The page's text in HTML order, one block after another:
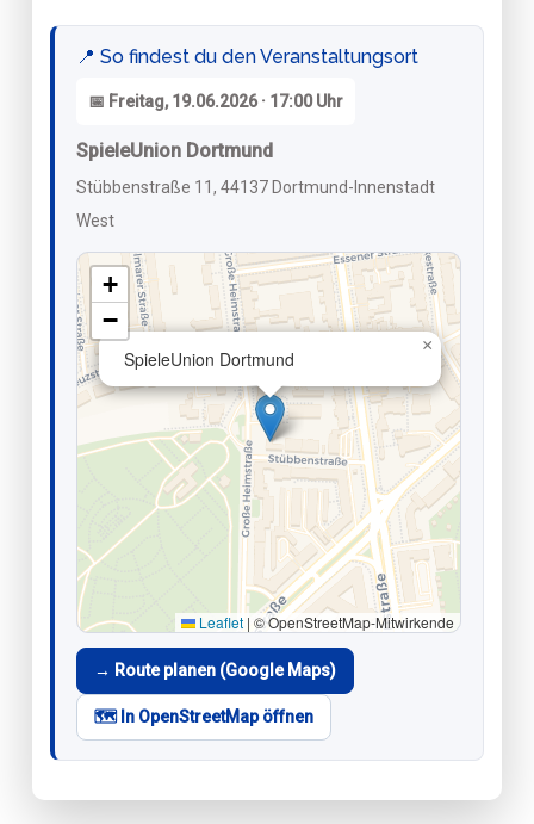
📍 So findest du den Veranstaltungsort
📅 Freitag, 19.06.2026 · 17:00 Uhr
SpieleUnion Dortmund
Stübbenstraße 11, 44137 Dortmund-Innenstadt
West
SpieleUnion Dortmund
×
+
−
Leaflet | © OpenStreetMap-Mitwirkende
→ Route planen (Google Maps)
🗺️ In OpenStreetMap öffnen